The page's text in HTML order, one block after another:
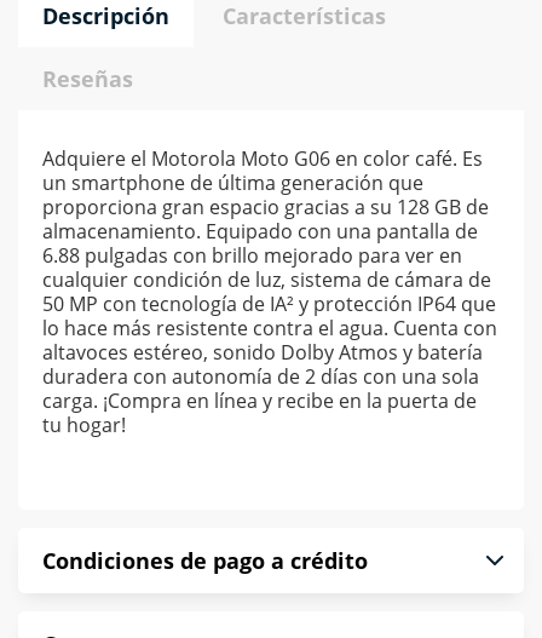
Descripción Características
Reseñas
Adquiere el Motorola Moto G06 en color café. Es
un smartphone de última generación que
proporciona gran espacio gracias a su 128 GB de
almacenamiento. Equipado con una pantalla de
6.88 pulgadas con brillo mejorado para ver en
cualquier condición de luz, sistema de cámara de
50 MP con tecnología de IA² y protección IP64 que
lo hace más resistente contra el agua. Cuenta con
altavoces estéreo, sonido Dolby Atmos y batería
duradera con autonomía de 2 días con una sola
carga. ¡Compra en línea y recibe en la puerta de
tu hogar!
Condiciones de pago a crédito